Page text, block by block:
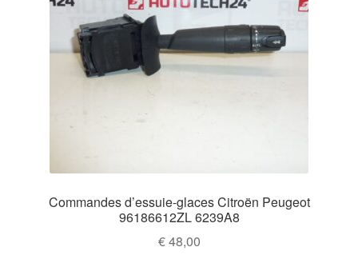
Commandes d’essuie-glaces Citroën Peugeot
96186612ZL 6239A8
€48,00